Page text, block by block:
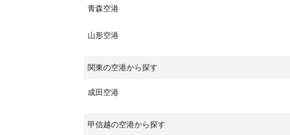
青森空港
山形空港
関東の空港から探す
成田空港
甲信越の空港から探す